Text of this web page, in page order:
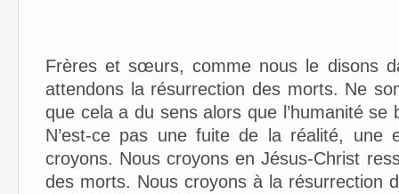
Frères et sœurs, comme nous le disons
attendons la résurrection des morts. Ne
que cela a du sens alors que l’humanité
N’est-ce pas une fuite de la réalité, une
croyons. Nous croyons en Jésus-Christ
des morts. Nous croyons à la résurrection